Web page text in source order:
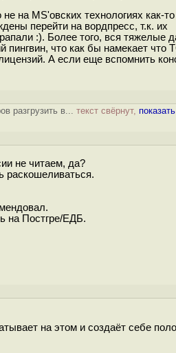
на MS'овских технологиях как-то
перейти на вордпресс, т.к. их
:). Более того, вся тяжелые
пингвин, что как бы намекает что
А если еще вспомнить
разгрузить в... текст свёрнут, показать
не читаем, да?
раскошеливаться.
на Постгре/ЕДБ.
на этом и создаёт себе